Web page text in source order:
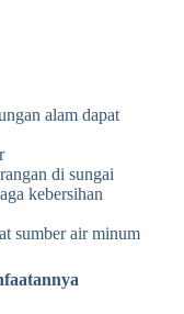
alam dapat
di sungai
kebersihan
sumber air minum